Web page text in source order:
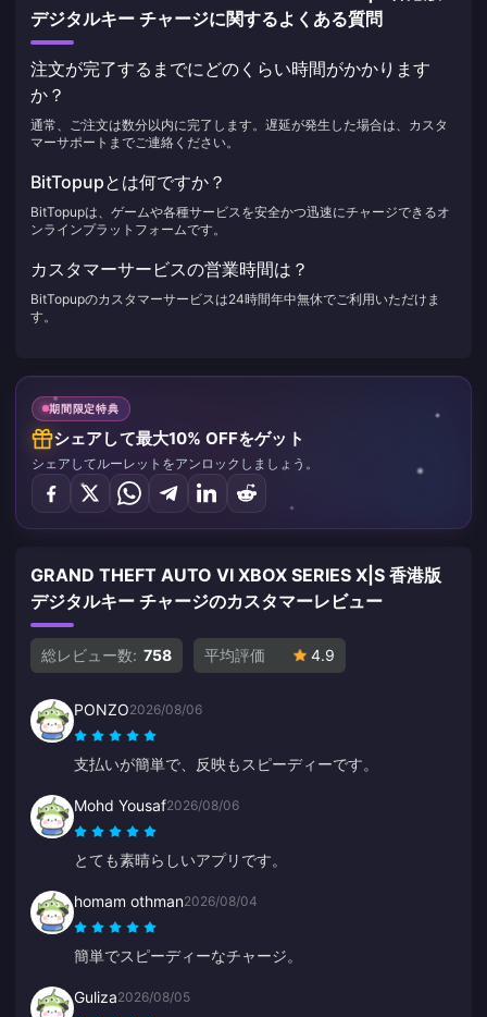
デジタルキー チャージに関するよくある質問
注文が完了するまでにどのくらい時間がかかります
か？
通常、ご注文は数分以内に完了します。遅延が発生した場合は、カスタ
マーサポートまでご連絡ください。
BitTopupとは何ですか？
BitTopupは、ゲームや各種サービスを安全かつ迅速にチャージできるオ
ンラインプラットフォームです。
カスタマーサービスの営業時間は？
BitTopupのカスタマーサービスは24時間年中無休でご利用いただけま
す。
期間限定特典
シェアして最大10% OFFをゲット
シェアしてルーレットをアンロックしましょう。
GRAND THEFT AUTO VI XBOX SERIES X|S 香港版
デジタルキー チャージのカスタマーレビュー
総レビュー数: 758 平均評価 4.9
PONZO2026/08/06
支払いが簡単で、反映もスピーディーです。
Mohd Yousaf2026/08/06
とても素晴らしいアプリです。
homam othman2026/08/04
簡単でスピーディーなチャージ。
Guliza2026/08/05